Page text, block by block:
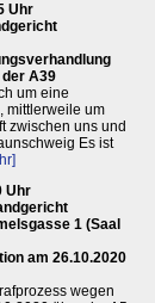
Uhr
A39
um eine
mittlerweile um
zwischen uns und
Es ist
Uhr
1 (Saal
am 26.10.2020
wegen